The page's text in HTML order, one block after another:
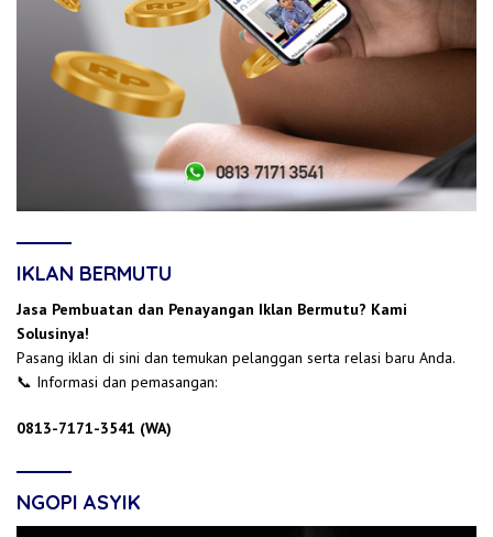
IKLAN BERMUTU
Jasa Pembuatan dan Penayangan Iklan Bermutu? Kami
Solusinya!
Pasang iklan di sini dan temukan pelanggan serta relasi baru Anda.
📞 Informasi dan pemasangan:
0813-7171-3541 (WA)
NGOPI ASYIK